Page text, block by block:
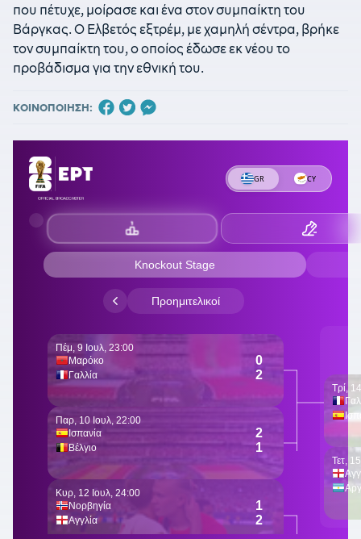
που πέτυχε, μοίρασε και ένα στον συμπαίκτη του
Βάργκας. Ο Ελβετός εξτρέμ, με χαμηλή σέντρα, βρήκε
τον συμπαίκτη του, ο οποίος έδωσε εκ νέου το
προβάδισμα για την εθνική του.
ΚΟΙΝΟΠΟΙΗΣΗ: